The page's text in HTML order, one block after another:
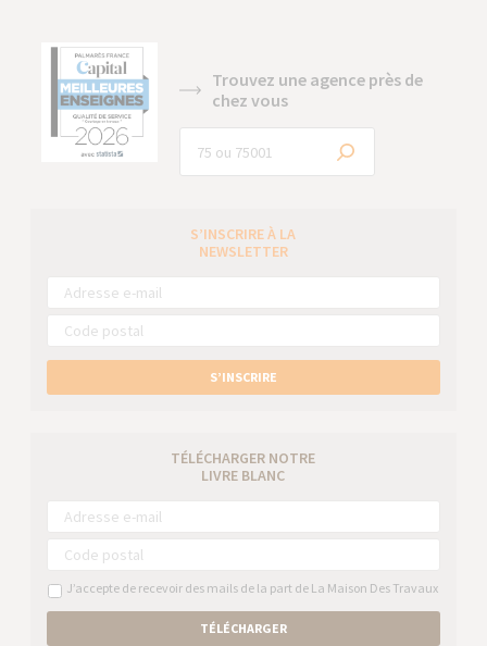
Trouvez une agence près de
chez vous
S’INSCRIRE À LA
NEWSLETTER
S’INSCRIRE
TÉLÉCHARGER NOTRE
LIVRE BLANC
J’accepte de recevoir des mails de la part de La Maison Des Travaux
TÉLÉCHARGER